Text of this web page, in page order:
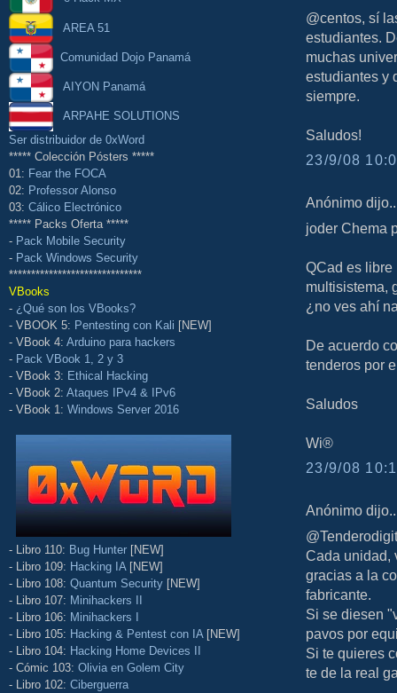
AREA 51
Comunidad Dojo Panamá
AIYON Panamá
ARPAHE SOLUTIONS
Ser distribuidor de 0xWord
***** Colección Pósters *****
01: Fear the FOCA
02: Professor Alonso
03: Cálico Electrónico
***** Packs Oferta *****
- Pack Mobile Security
- Pack Windows Security
******************************
VBooks
- ¿Qué son los VBooks?
- VBOOK 5: Pentesting con Kali [NEW]
- VBook 4: Arduino para hackers
- Pack VBook 1, 2 y 3
- VBook 3: Ethical Hacking
- VBook 2: Ataques IPv4 & IPv6
- VBook 1: Windows Server 2016
- Libro 110: Bug Hunter [NEW]
- Libro 109: Hacking IA [NEW]
- Libro 108: Quantum Security [NEW]
- Libro 107: Minihackers II
- Libro 106: Minihackers I
- Libro 105: Hacking & Pentest con IA [NEW]
- Libro 104: Hacking Home Devices II
- Cómic 103: Olivia en Golem City
- Libro 102: Ciberguerra
@centos, sí
estudiantes.
muchas
estudiantes y
siempre.
Saludos!
23/9/08
Anónimo
joder Chema
QCad es libre
multisistema,
¿no ves ahí
De acuerdo
tenderos por
Saludos
Wi®
23/9/08
Anónimo
Cada unidad,
gracias a la
fabricante.
Si se diesen
pavos por
Si te quieres
te de la real